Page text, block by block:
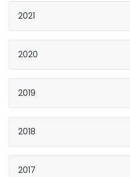
2021
2020
2019
2018
2017